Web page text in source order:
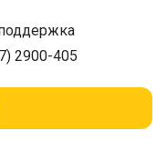
2900-405